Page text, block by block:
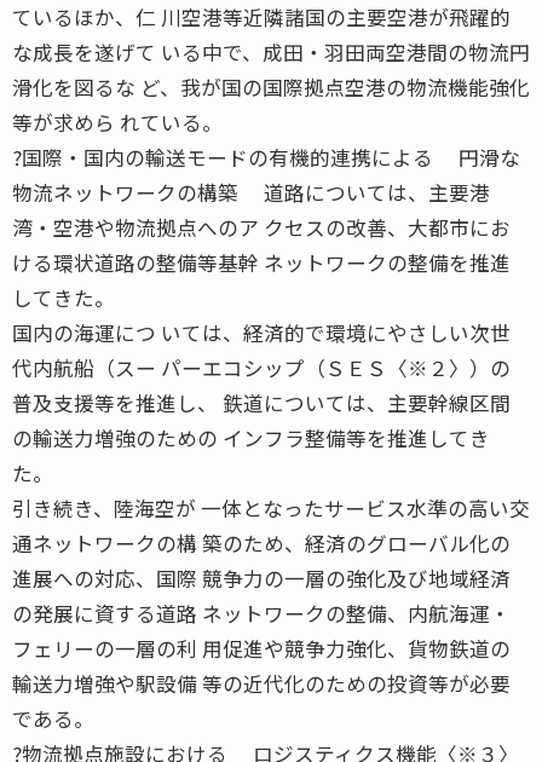
ているほか、仁 川空港等近隣諸国の主要空港が飛躍的
な成長を遂げて いる中で、成田・羽田両空港間の物流円
滑化を図るな ど、我が国の国際拠点空港の物流機能強化
等が求めら れている。
?国際・国内の輸送モードの有機的連携による 円滑な
物流ネットワークの構築 道路については、主要港
湾・空港や物流拠点へのア クセスの改善、大都市にお
ける環状道路の整備等基幹 ネットワークの整備を推進
してきた。
国内の海運につ いては、経済的で環境にやさしい次世
代内航船（スー パーエコシップ（ＳＥＳ〈※２〉）の
普及支援等を推進し、 鉄道については、主要幹線区間
の輸送力増強のための インフラ整備等を推進してき
た。
引き続き、陸海空が 一体となったサービス水準の高い交
通ネットワークの構 築のため、経済のグローバル化の
進展への対応、国際 競争力の一層の強化及び地域経済
の発展に資する道路 ネットワークの整備、内航海運・
フェリーの一層の利 用促進や競争力強化、貨物鉄道の
輸送力増強や駅設備 等の近代化のための投資等が必要
である。
?物流拠点施設における ロジスティクス機能〈※３〉